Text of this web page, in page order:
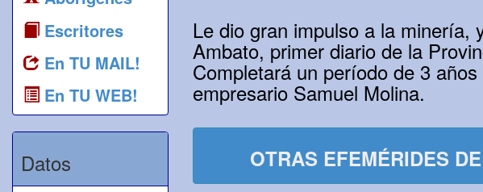
Escritores
En TU MAIL!
En TU WEB!
Datos
Le dio gran impulso a la minería,
Ambato, primer diario de la
Completará un período de 3
empresario Samuel Molina.
OTRAS EFEMÉRIDES